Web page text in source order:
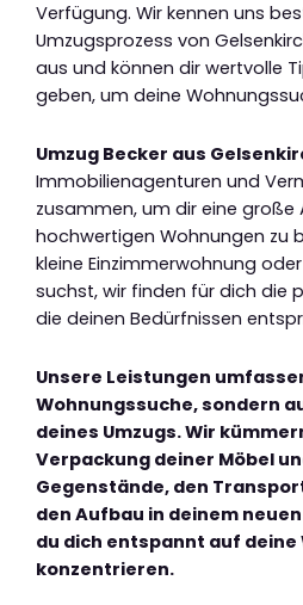
Verfügung. Wir kennen uns
Umzugsprozess von
aus und können dir wertvolle
geben, um deine
Umzug Becker aus
Immobilienagenturen und
zusammen, um dir eine große
hochwertigen Wohnungen zu
kleine Einzimmerwohnung
suchst, wir finden für dich die
die deinen Bedürfnissen
Unsere Leistungen
Wohnungssuche, sondern
deines Umzugs. Wir
Verpackung deiner Möbel
Gegenstände, den
den Aufbau in deinem
du dich entspannt auf deine
konzentrieren.